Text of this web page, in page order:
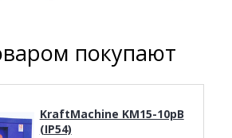
покупают
KraftMachine KM15-10рВ
(IP54)